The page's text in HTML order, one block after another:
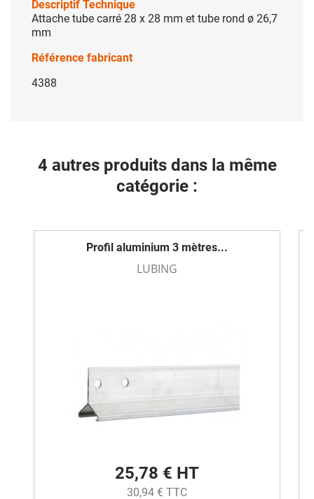
Descriptif Technique
Attache tube carré 28 x 28 mm et tube rond ø 26,7
mm
Référence fabricant
4388
4 autres produits dans la même
catégorie :
Profil aluminium 3 mètres...
LUBING
25,78 € HT
30,94 € TTC